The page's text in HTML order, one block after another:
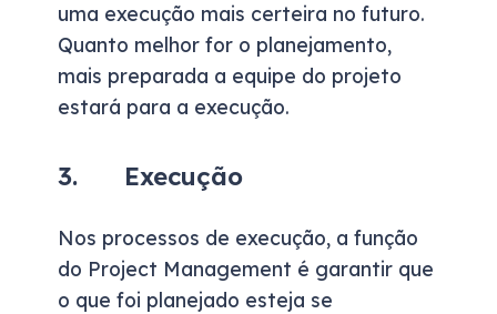
uma execução mais certeira no futuro.
Quanto melhor for o planejamento,
mais preparada a equipe do projeto
estará para a execução.
3. Execução
Nos processos de execução, a função
do Project Management é garantir que
o que foi planejado esteja se